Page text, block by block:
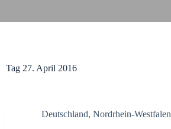
Tag 27. April 2016
Deutschland, Nordrhein-Westfalen